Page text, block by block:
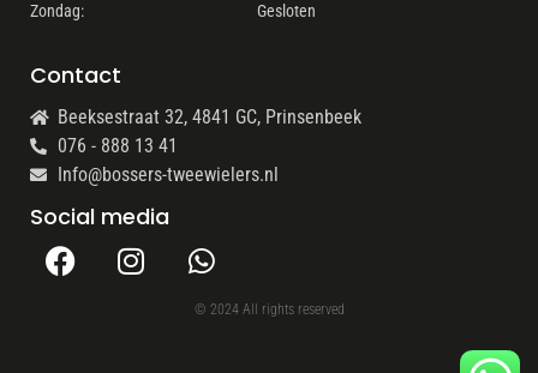
Zondag:
Gesloten
Contact
Beeksestraat 32, 4841 GC, Prinsenbeek
076 - 888 13 41
Info@bossers-tweewielers.nl
Social media
© 2024 All rights reserved